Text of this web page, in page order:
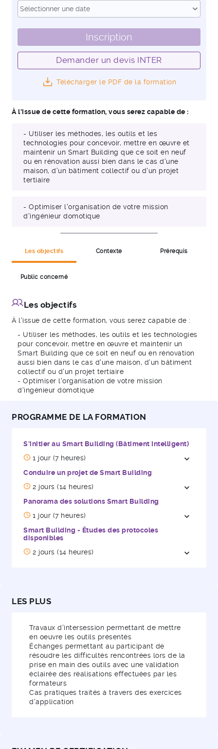
Sélectionner une date
expand_more
Inscription
Demander un devis INTER
Télécharger le PDF de la formation
À l'issue de cette formation, vous serez capable de :
- Utiliser les méthodes, les outils et les
technologies pour concevoir, mettre en œuvre et
maintenir un Smart Building que ce soit en neuf
ou en rénovation aussi bien dans le cas d'une
maison, d'un bâtiment collectif ou d'un projet
tertiaire
- Optimiser l'organisation de votre mission
d'ingénieur domotique
Les objectifs Contexte Prérequis
Public concerné
Les objectifs
À l'issue de cette formation, vous serez capable de :
- Utiliser les méthodes, les outils et les technologies
pour concevoir, mettre en œuvre et maintenir un
Smart Building que ce soit en neuf ou en rénovation
aussi bien dans le cas d'une maison, d'un bâtiment
collectif ou d'un projet tertiaire
- Optimiser l'organisation de votre mission
d'ingénieur domotique
PROGRAMME DE LA FORMATION
S'initier au Smart Building (Bâtiment Intelligent)
1 jour (7 heures)
expand_more
Conduire un projet de Smart Building
2 jours (14 heures)
expand_more
Panorama des solutions Smart Building
1 jour (7 heures)
expand_more
Smart Building - Études des protocoles
disponibles
2 jours (14 heures)
expand_more
LES PLUS
Travaux d'intersession permettant de mettre
en oeuvre les outils présentés
Échanges permettant au participant de
résoudre les difficultés rencontrées lors de la
prise en main des outils avec une validation
éclairée des réalisations effectuées par les
formateurs
Cas pratiques traités à travers des exercices
d'application